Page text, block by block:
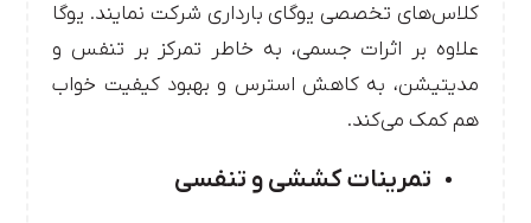
کلاس‌های تخصصی یوگای بارداری شرکت نمایند. یوگا
علاوه بر اثرات جسمی، به خاطر تمرکز بر تنفس و
مدیتیشن، به کاهش استرس و بهبود کیفیت خواب
هم کمک می‌کند.
تمرینات کششی و تنفسی